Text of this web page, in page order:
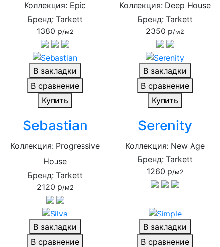
Коллекция: Epic
Бренд: Tarkett
1380 р/м2
Коллекция: Deep House
Бренд: Tarkett
2350 р/м2
В закладки
В сравнение
Купить
Sebastian
Коллекция: Progressive
House
Бренд: Tarkett
2120 р/м2
В закладки
В сравнение
Купить
Serenity
Коллекция: New Age
Бренд: Tarkett
1260 р/м2
В закладки
В сравнение
В закладки
В сравнение